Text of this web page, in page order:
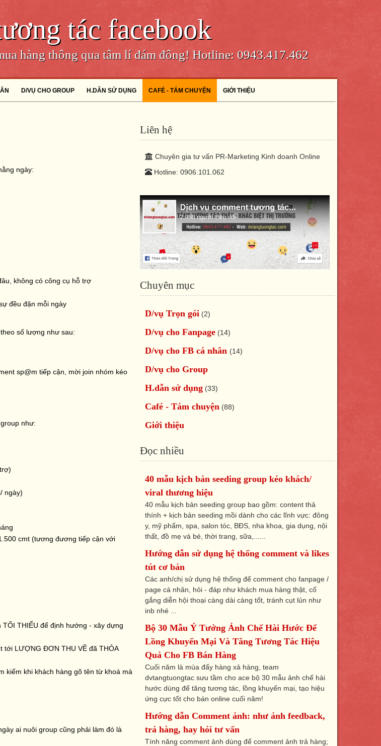
tác facebook
hàng thông qua tâm lí đám đông! Hotline: 0943.417.462
D/VỤ CHO GROUP H.DẪN SỬ DỤNG CAFÉ - TÁM CHUYỆN GIỚI THIỆU
ngày:
không có công cụ hỗ trợ
đều đặn mỗi ngày
số lượng như sau:
sp@m tiếp cận, mời join nhóm kéo
như:
ngày)
cmt (tương đương tiếp cận với
THIỂU để định hướng - xây dựng
LƯỢNG ĐƠN THU VỀ đã THỎA
kiếm khi khách hàng gõ tên từ khoá mà
ai nuôi group cũng phải làm đó là
Liên hệ
Chuyên gia tư vấn PR-Marketing Kinh doanh Online
Hotline: 0906.101.062
Chuyên mục
D/vụ Trọn gói (2)
D/vụ cho Fanpage (14)
D/vụ cho FB cá nhân (14)
D/vụ cho Group
H.dẫn sử dụng (33)
Café - Tám chuyện (88)
Giới thiệu
Đọc nhiều
40 mẫu kịch bản seeding group kéo khách/
viral thương hiệu
40 mẫu kịch bản seeding group bao gồm: content thả
thính + kịch bản seeding mồi dành cho các lĩnh vực: đông
y, mỹ phẩm, spa, salon tóc, BĐS, nha khoa, gia dụng, nội
thất, đồ mẹ và bé, thời trang, sữa,......
Hướng dẫn sử dụng hệ thống comment và likes
tút cơ bản
Các anh/chị sử dụng hệ thống để comment cho fanpage /
page cá nhân, hỏi - đáp như khách mua hàng thật, cố
gắng diễn hội thoại càng dài càng tốt, tránh cụt lủn như
inb nhé ...
Bộ 30 Mẫu Ý Tưởng Ảnh Chế Hài Hước Để
Lồng Khuyến Mại Và Tăng Tương Tác Hiệu
Quả Cho FB Bán Hàng
Cuối năm là mùa đẩy hàng xả hàng, team
dvtangtuongtac sưu tầm cho ace bộ 30 mẫu ảnh chế hài
hước dùng để tăng tương tác, lồng khuyến mại, tạo hiệu
ứng cực tốt cho bán online cuối năm!
Hướng dẫn Comment ảnh: như ảnh feedback,
trả hàng, hay hỏi tư vấn
Tính năng comment ảnh dùng để comment ảnh trả hàng;